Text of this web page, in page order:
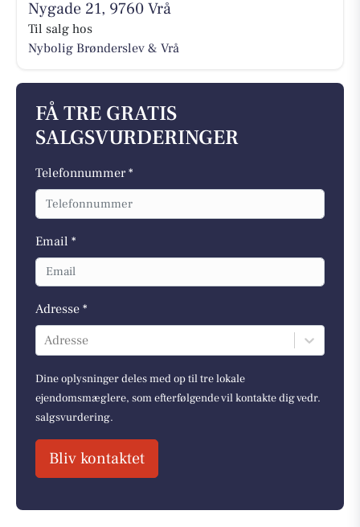
Nygade 21, 9760 Vrå
Til salg hos
Nybolig Brønderslev & Vrå
FÅ TRE GRATIS
SALGSVURDERINGER
Telefonnummer *
Email *
Adresse *
Adresse
Dine oplysninger deles med op til tre lokale
ejendomsmæglere, som efterfølgende vil kontakte dig vedr.
salgsvurdering.
Bliv kontaktet